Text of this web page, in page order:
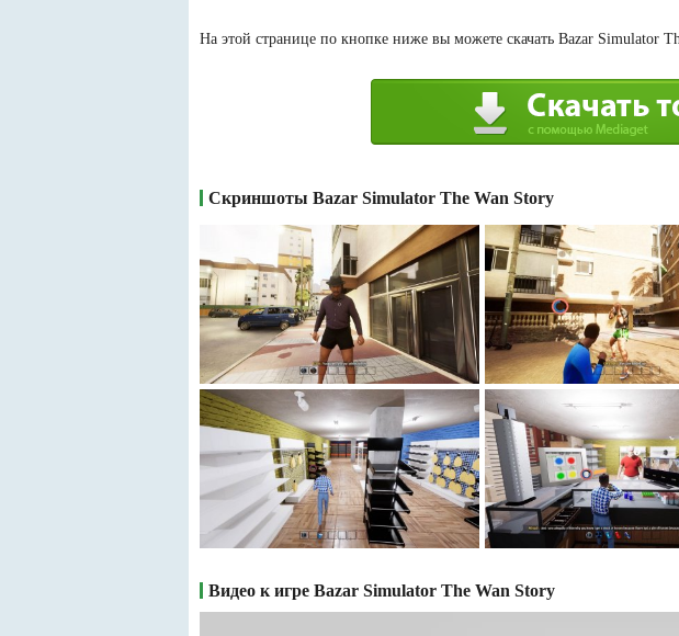
На этой странице по кнопке ниже вы можете скачать Bazar Simulator
Скриншоты Bazar Simulator The Wan Story
Видео к игре Bazar Simulator The Wan Story